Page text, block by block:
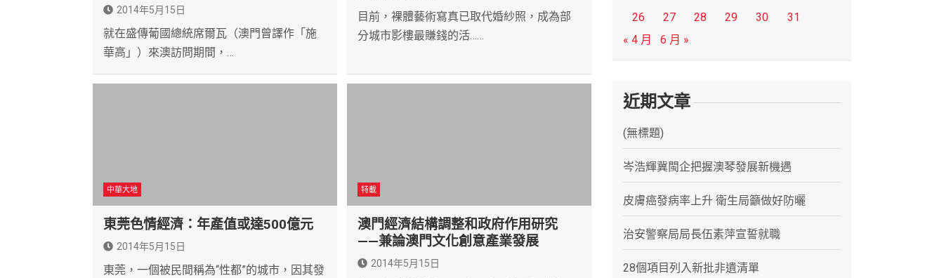
2014年5月15日
就在盛傳葡國總統席爾瓦（澳門曾譯作「施
華高」）來澳訪問期間，…
目前，裸體藝術寫真已取代婚紗照，成為部
分城市影樓最賺錢的活……
中華大地
東莞色情經濟：年產值或達500億元
2014年5月15日
東莞，一個被民間稱為“性都”的城市，因其發
特載
澳門經濟結構調整和政府作用研究
——兼論澳門文化創意產業發展
2014年5月15日
26
27 28 29 30
31
« 4 月
6 月 »
近期文章
(無標題)
岑浩輝冀閩企把握澳琴發展新機遇
皮膚癌發病率上升 衛生局籲做好防曬
治安警察局局長伍素萍宣誓就職
28個項目列入新批非遺清單